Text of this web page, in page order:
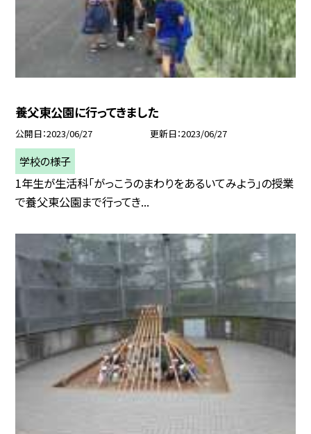
養父東公園に行ってきました
公開日 2023/06/27 更新日 2023/06/27
学校の様子
1年生が生活科「がっこうのまわりをあるいてみよう」の授業
で養父東公園まで行ってき...